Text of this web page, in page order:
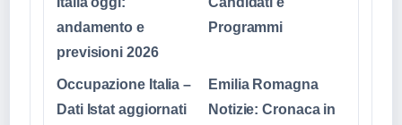
andamento e
previsioni 2026
Programmi
Occupazione Italia –
Dati Istat aggiornati
Emilia Romagna
Notizie: Cronaca in